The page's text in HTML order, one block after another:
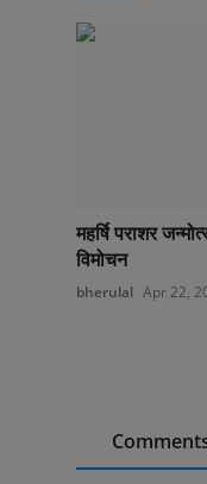
महर्षि पराशर
विमोचन
bherulal Apr 22,